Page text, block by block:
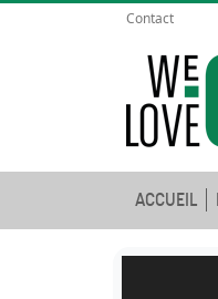
Contact
ACCUEIL